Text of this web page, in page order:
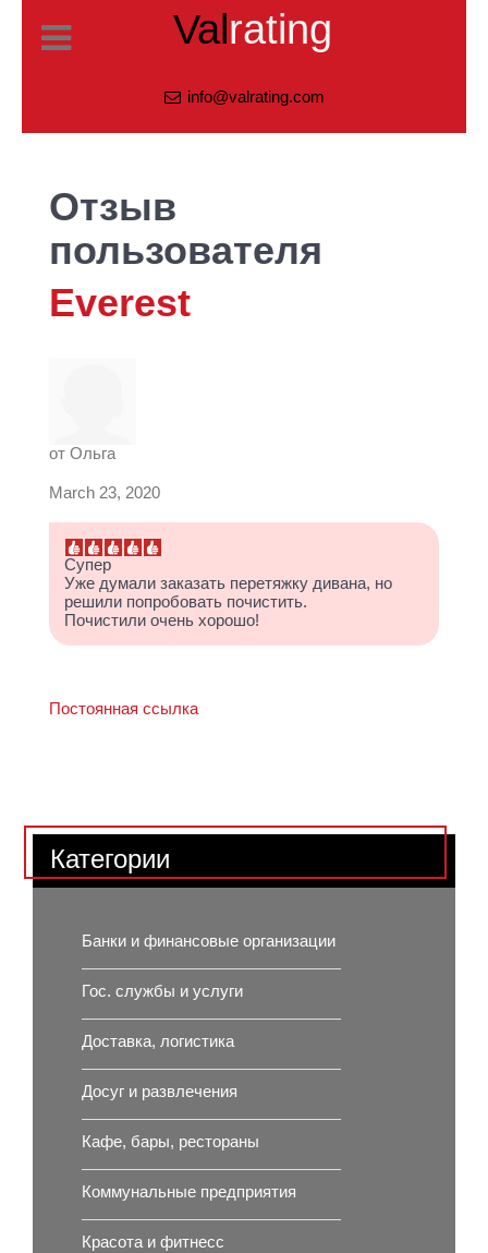
Valrating
info@valrating.com
Отзыв
пользователя
Everest
от Ольга
March 23, 2020
Супер
Уже думали заказать перетяжку дивана, но
решили попробовать почистить.
Почистили очень хорошо!
Постоянная ссылка
Категории
Банки и финансовые организации
Гос. службы и услуги
Доставка, логистика
Досуг и развлечения
Кафе, бары, рестораны
Коммунальные предприятия
Красота и фитнесс